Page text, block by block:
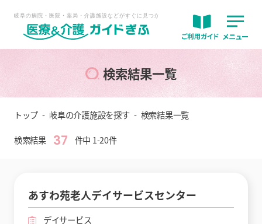
検索結果一覧
トップ 岐阜の介護施設を探す 検索結果一覧
検索結果 37 件中 1-20件
あすわ苑老人デイサービスセンター
デイサービス